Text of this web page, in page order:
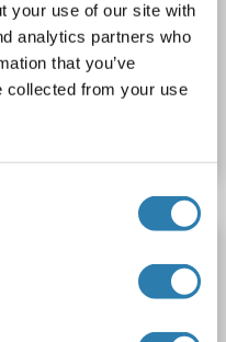
your use of our site with
analytics partners who
that you’ve
collected from your use
Escherichia coli (E. coli)